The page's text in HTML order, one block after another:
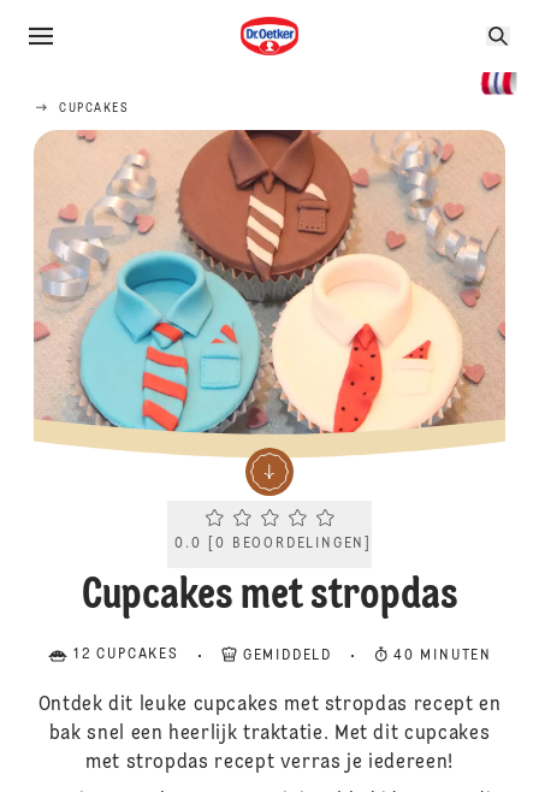
CUPCAKES
Current rating 0.0. Click to rate.
0.0 [0 BEOORDELINGEN
Cupcakes met stropdas
12 CUPCAKES GEMIDDELD 40 MINUTEN
Ontdek dit leuke cupcakes met stropdas recept en
bak snel een heerlijk traktatie. Met dit cupcakes
met stropdas recept verras je iedereen!